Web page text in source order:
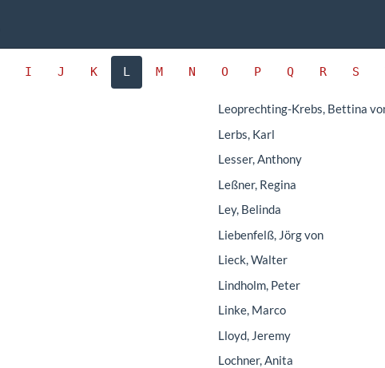
I J K L M N O P Q R S
Leoprechting-Krebs, Bettina
Lerbs, Karl
Lesser, Anthony
Leßner, Regina
Ley, Belinda
Liebenfelß, Jörg von
Lieck, Walter
Lindholm, Peter
Linke, Marco
Lloyd, Jeremy
Lochner, Anita